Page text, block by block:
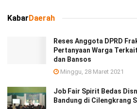
KabarDaerah
Reses Anggota DPRD
Pertanyaan Warga
dan Bansos
Minggu, 28 Maret 2021
Job Fair Spirit Bedas
Bandung di Cilengkrang